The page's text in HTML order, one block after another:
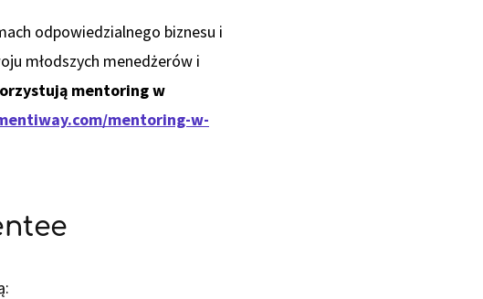
odpowiedzialnego biznesu i
młodszych menedżerów i
mentoring w
mentoring-w-